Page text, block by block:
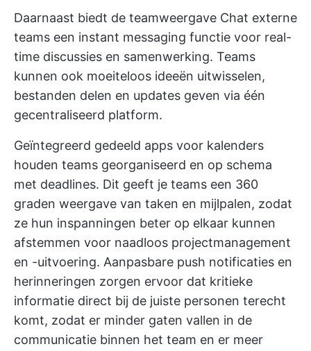
Daarnaast biedt de teamweergave Chat externe
teams een instant messaging functie voor real-
time discussies en samenwerking. Teams
kunnen ook moeiteloos ideeën uitwisselen,
bestanden delen en updates geven via één
gecentraliseerd platform.
Geïntegreerd gedeeld apps voor kalenders
houden teams georganiseerd en op schema
met deadlines. Dit geeft je teams een 360
graden weergave van taken en mijlpalen, zodat
ze hun inspanningen beter op elkaar kunnen
afstemmen voor naadloos projectmanagement
en -uitvoering. Aanpasbare push notificaties en
herinneringen zorgen ervoor dat kritieke
informatie direct bij de juiste personen terecht
komt, zodat er minder gaten vallen in de
communicatie binnen het team en er meer